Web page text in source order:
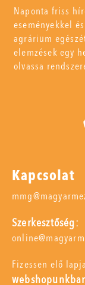
Naponta friss
eseményekkel
agrárium
elemzések egy
olvassa
Kapcsolat
Szerkesztőség:
Fizessen elő